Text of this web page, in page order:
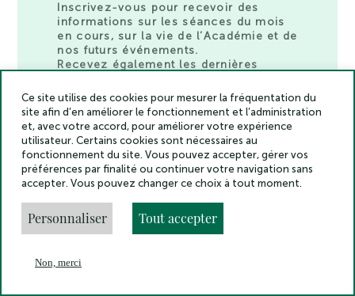
Menu
Inscrivez-vous pour recevoir des
informations sur les séances du mois
en cours, sur la vie de l’Académie et de
nos futurs événements.
Recevez également les dernières
membres et les dernières nominations.
Ce site utilise des cookies pour mesurer la fréquentation du
site afin d’en améliorer le fonctionnement et l’administration
et, avec votre accord, pour améliorer votre expérience
utilisateur. Certains cookies sont nécessaires au
fonctionnement du site. Vous pouvez accepter, gérer vos
préférences par finalité ou continuer votre navigation sans
accepter. Vous pouvez changer ce choix à tout moment.
Personnaliser Tout accepter
Non, merci